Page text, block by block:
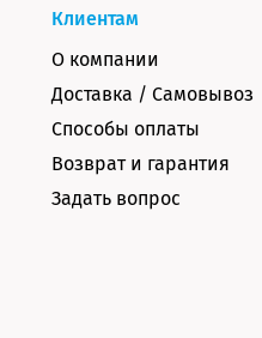
Клиентам
О компании
Доставка / Самовывоз
Способы оплаты
Возврат и гарантия
Задать вопрос